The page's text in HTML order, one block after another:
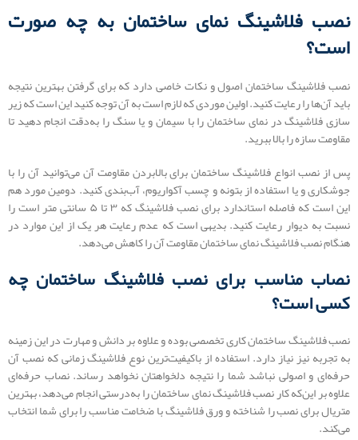
نصب فلاشینگ نمای ساختمان به چه صورت
است؟
نصب فلاشینگ ساختمان اصول و نکات خاصی دارد که برای گرفتن بهترین نتیجه
باید آن‌ها را رعایت کنید. اولین موردی که لازم است به آن توجه کنید این است که زیر
سازی فلاشینگ در نمای ساختمان را با سیمان و یا سنگ را به‌دقت انجام دهید تا
مقاومت سازه را بالا ببرید.
پس از نصب انواع فلاشینگ ساختمان برای بالابردن مقاومت آن می‌توانید آن را با
جوشکاری و یا استفاده از بتونه و چسب آکواریوم، آب‌بندی کنید. دومین مورد هم
این است که فاصله استاندارد برای نصب فلاشینگ که ۳ تا ۵ سانتی متر است را
نسبت به دیوار رعایت کنید. بدیهی است که عدم رعایت هر یک از این موارد در
هنگام نصب فلاشینگ نمای ساختمان مقاومت آن را کاهش می‌دهد.
نصاب مناسب برای نصب فلاشینگ ساختمان چه
کسی است؟
نصب فلاشینگ ساختمان کاری تخصصی بوده و علاوه بر دانش و مهارت در این زمینه
به تجربه نیز نیاز دارد. استفاده از باکیفیت‌ترین نوع فلاشینگ زمانی که نصب آن
حرفه‌ای و اصولی نباشد شما را نتیجه دلخواهتان نخواهد رساند. نصاب حرفه‌ای
علاوه بر این‌که کار نصب فلاشینگ نمای ساختمان را به‌درستی انجام می‌دهد، بهترین
متریال برای نصب را شناخته و ورق فلاشینگ با ضخامت مناسب را برای شما انتخاب
می‌کند.